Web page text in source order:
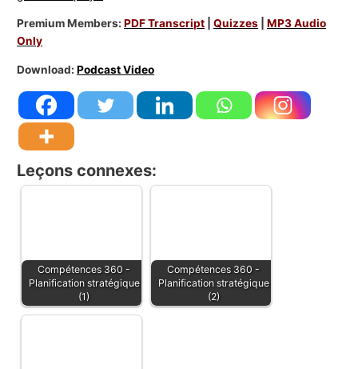
Premium Members:PDF Transcript |Quizzes |MP3 Audio
Only
Download:Podcast Video
Leçons connexes:
Compétences 360 -
Planification stratégique
(1)
Compétences 360 -
Planification stratégique
(2)